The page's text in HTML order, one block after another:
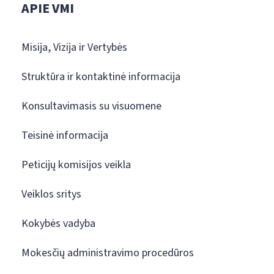
APIE VMI
Misija, Vizija ir Vertybės
Struktūra ir kontaktinė informacija
Konsultavimasis su visuomene
Teisinė informacija
Peticijų komisijos veikla
Veiklos sritys
Kokybės vadyba
Mokesčių administravimo procedūros